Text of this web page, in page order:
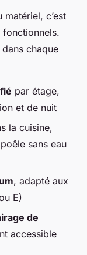
matériel, c’est
dans chaque
par étage,
et de nuit
la cuisine,
sans eau
, adapté aux
E)
de
accessible